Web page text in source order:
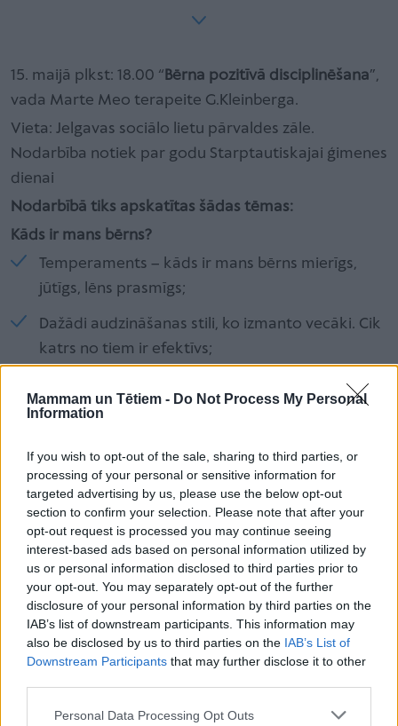
Mammam un Tētiem - Do Not Process My Personal
Information
If you wish to opt-out of the sale, sharing to third parties, or
processing of your personal or sensitive information for
targeted advertising by us, please use the below opt-out
section to confirm your selection. Please note that after your
opt-out request is processed you may continue seeing
interest-based ads based on personal information utilized by
us or personal information disclosed to third parties prior to
your opt-out. You may separately opt-out of the further
disclosure of your personal information by third parties on the
IAB’s list of downstream participants. This information may
also be disclosed by us to third parties on the IAB’s List of
Downstream Participants that may further disclose it to other
Personal Data Processing Opt Outs
15. maijā plkst: 18.00 “ Bērna pozitīvā disciplinēšana”,
vada Marte Meo terapeite G.Kleinberga.
Vieta: Jelgavas sociālo lietu pārvaldes zāle.
Nodarbība notiek par godu Starptautiskajai ģimenes
dienai
Nodarbībā tiks apskatītas šādas tēmas:
Kāds ir mans bērns?
Temperaments – kāds ir mans bērns mierīgs,
jūtīgs, lēns prasmīgs;
Dažādi audzināšanas stili, ko izmanto vecāki. Cik
katrs no tiem ir efektīvs;
Prasme sadarboties, kas traucē vai palīdz?
Bērna “slikti uzvedas” mērķis?
Sliktās uzvedības mērķi - izprotot mērķi, mainām
negatīvo uzvedību;
Paklausība;
Bērna pozitīva vadība.
Disciplīnas tehnikas
Disciplīna un tās nozīme;
Disciplīnas tehnikas;